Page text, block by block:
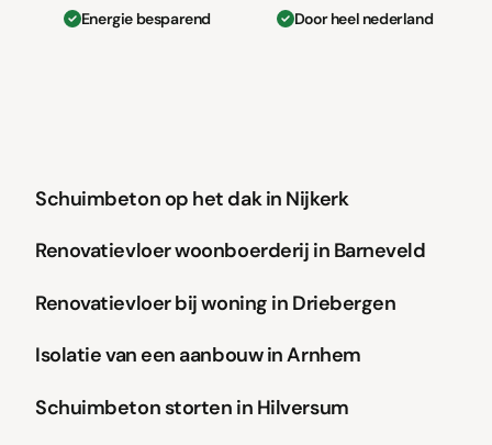
Energie besparend Door heel nederland
Schuimbeton op het dak in Nijkerk
Eco2Floor
Renovatievloer
Renovatievloer woonboerderij in Barneveld
Schuimbeton
Renovatievloer bij woning in Driebergen
Schuimbeton
Isolatie van een aanbouw in Arnhem
Schuimbeton Renovatievloer
Schuimbeton storten in Hilversum
Schuimbeton Renovatievloer